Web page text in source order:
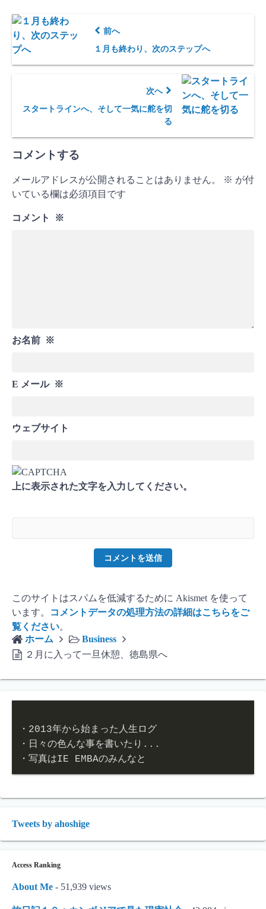
前へ
１月も終わり、次のステップへ
次へ
スタートラインへ、そして一気に舵を切
る
コメントする
メールアドレスが公開されることはありません。 ※ が付
いている欄は必須項目です
コメント ※
お名前 ※
E メール ※
ウェブサイト
上に表示された文字を入力してください。
このサイトはスパムを低減するために Akismet を使って
います。
コメントデータの処理方法の詳細はこちらをご
覧ください。
ホーム
Business
２月に入って一旦休憩、徳島県へ
・2013年から始まった人生ログ
・日々の色んな事を書いたり...
・写真はIE EMBAのみんなと
Tweets by ahoshige
Access Ranking
About Me - 51,939 views